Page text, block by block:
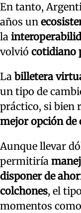
En tanto,
años un
la
volvió cotidiano
La billetera
un tipo de
práctico, si bien
mejor opción de
Aunque llevar
permitiría
disponer de
colchones, el
momentos